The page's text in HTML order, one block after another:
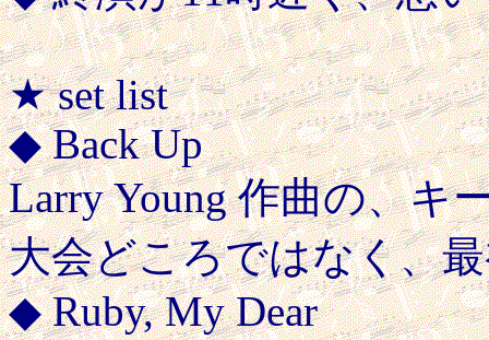
★ set list
◆ Back Up
Larry Young 作曲の、キ
大会どころではなく、
◆ Ruby, My Dear